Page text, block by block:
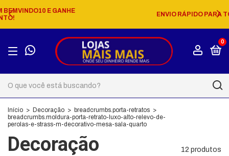
ENVIO RÁPIDO PARA TODO O PAÍS!
0
Início > Decoração > breadcrumbs.porta-retratos >
breadcrumbs.moldura-porta-retrato-luxo-alto-relevo-de-
perolas-e-strass-m-decorativo-mesa-sala-quarto
Decoração 12 produtos